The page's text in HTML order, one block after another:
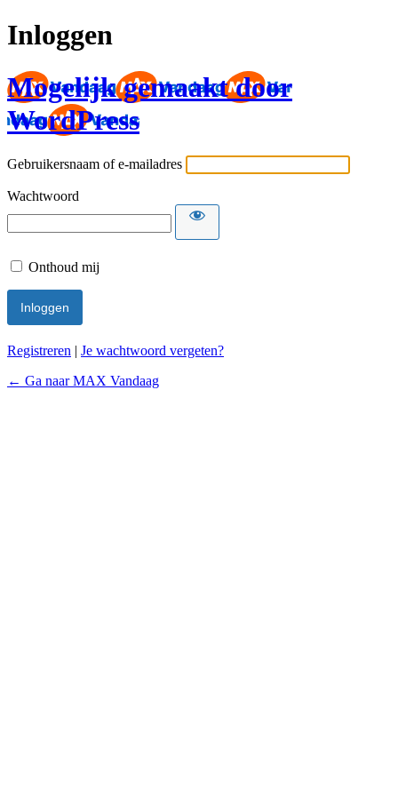
Inloggen
Mogelijk gemaakt door
WordPress
Gebruikersnaam of e-mailadres
Wachtwoord
Onthoud mij
Registreren | Je wachtwoord vergeten?
← Ga naar MAX Vandaag